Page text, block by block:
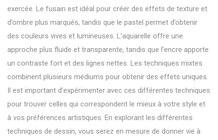
exercée. Le fusain est idéal pour créer des effets de texture et
d’ombre plus marqués, tandis que le pastel permet d’obtenir
des couleurs vives et lumineuses. L’aquarelle offre une
approche plus fluide et transparente, tandis que l’encre apporte
un contraste fort et des lignes nettes. Les techniques mixtes
combinent plusieurs médiums pour obtenir des effets uniques.
Il est important d’expérimenter avec ces différentes techniques
pour trouver celles qui correspondent le mieux à votre style et
à vos préférences artistiques. En explorant les différentes
techniques de dessin, vous serez en mesure de donner vie à